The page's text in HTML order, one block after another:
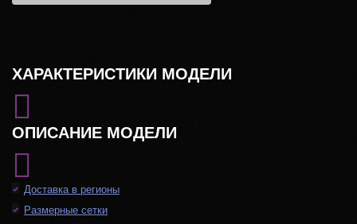
ХАРАКТЕРИСТИКИ МОДЕЛИ
ОПИСАНИЕ МОДЕЛИ
Доставка в регионы
Размерные сетки